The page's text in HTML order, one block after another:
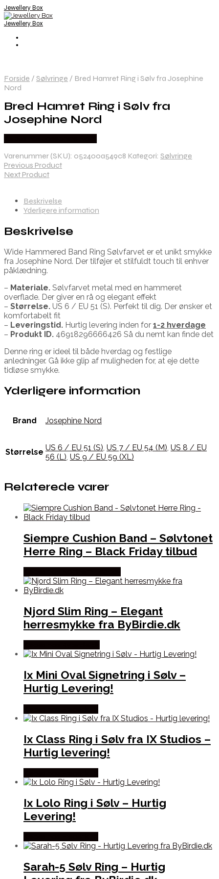
Jewellery Box
Jewellery Box
Forside / Sølvringe / Bred Hamret Ring i Sølv fra Josephine
Nord
Bred Hamret Ring i Sølv fra
Josephine Nord
Varenummer (SKU): 052400a549c8 Kategori: Sølvringe
Previous Product
Next Product
Beskrivelse
Yderligere information
Beskrivelse
Wide Hammered Band Ring Sølvfarvet er et unikt smykke
fra Josephine Nord. Der tilføjer et stilfuldt touch til enhver
påklædning.
– Materiale. Sølvfarvet metal med en hammeret
overflade. Der giver en rå og elegant effekt
– Størrelse. US 6 / EU 51 (S). Perfekt til dig. Der ønsker et
komfortabelt fit
– Leveringstid. Hurtig levering inden for 1-2 hverdage
– Produkt ID. 46918296666426 Så du nemt kan finde det
Denne ring er ideel til både hverdag og festlige
anledninger. Gå ikke glip af muligheden for, at eje dette
tidløse smykke.
Yderligere information
Brand Josephine Nord
Størrelse US 6 / EU 51 (S), US 7 / EU 54 (M), US 8 / EU
56 (L), US 9 / EU 59 (XL)
Relaterede varer
Siempre Cushion Band – Sølvtonet
Herre Ring – Black Friday tilbud
Njord Slim Ring – Elegant
herresmykke fra ByBirdie.dk
Ix Mini Oval Signetring i Sølv –
Hurtig Levering!
Ix Class Ring i Sølv fra IX Studios –
Hurtig levering!
Ix Lolo Ring i Sølv – Hurtig
Levering!
Sarah-5 Sølv Ring – Hurtig